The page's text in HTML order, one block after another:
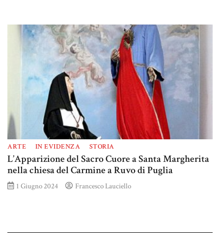
ARTE IN EVIDENZA STORIA
L’Apparizione del Sacro Cuore a Santa Margherita
nella chiesa del Carmine a Ruvo di Puglia
1 Giugno 2024 Francesco Lauciello